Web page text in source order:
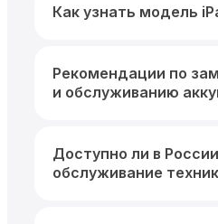
Как узнать модель
Рекомендации по
и обслуживанию
Доступно ли в
обслуживание